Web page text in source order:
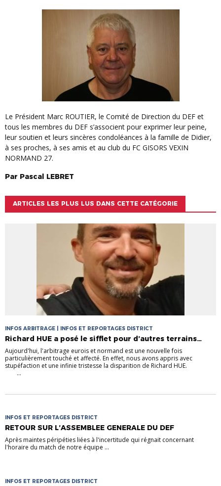
Le Président Marc ROUTIER, le Comité de Direction du DEF et
tous les membres du DEF s’associent pour exprimer leur peine,
leur soutien et leurs sincères condoléances à la famille de Didier,
à ses proches, à ses amis et au club du FC GISORS VEXIN
NORMAND 27.
Par Pascal LEBRET
ARTICLES LES PLUS LUS DANS CETTE CATÉGORIE
INFOS ARBITRAGE | INFOS ET REPORTAGES DISTRICT
Richard HUE a posé le sifflet pour d’autres terrains…
Aujourd'hui, l'arbitrage eurois et normand est une nouvelle fois
particulièrement touché et affecté. En effet, nous avons appris avec
stupéfaction et une infinie tristesse la disparition de Richard HUE.
...
INFOS ET REPORTAGES DISTRICT
RETOUR SUR L’ASSEMBLEE GENERALE DU DEF
Après maintes péripéties liées à l'incertitude qui régnait concernant
l'horaire du match de notre équipe ...
INFOS ET REPORTAGES DISTRICT